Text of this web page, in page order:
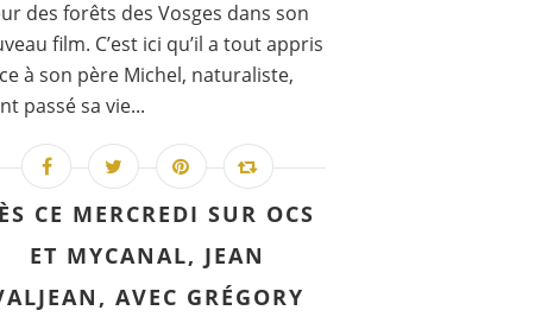
des forêts des Vosges dans son
film. C’est ici qu’il a tout appris
à son père Michel, naturaliste,
passé sa vie...
CE MERCREDI SUR OCS
ET MYCANAL, JEAN
AVEC GRÉGORY